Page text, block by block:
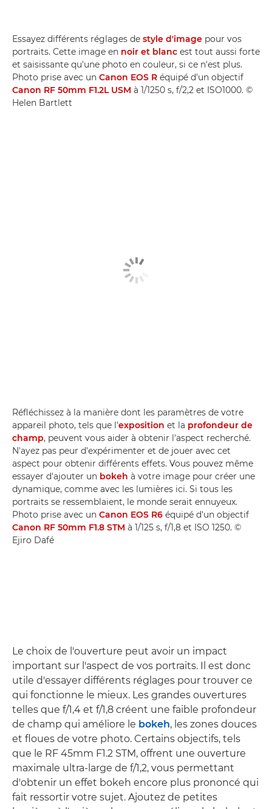
Essayez différents réglages de style d'image pour vos
portraits. Cette image en noir et blanc est tout aussi forte
et saisissante qu'une photo en couleur, si ce n'est plus.
Photo prise avec un Canon EOS R équipé d'un objectif
Canon RF 50mm F1.2L USM à 1/1250 s, f/2,2 et ISO1000. ©
Helen Bartlett
Réfléchissez à la manière dont les paramètres de votre
appareil photo, tels que l'exposition et la profondeur de
champ, peuvent vous aider à obtenir l'aspect recherché.
N'ayez pas peur d'expérimenter et de jouer avec cet
aspect pour obtenir différents effets. Vous pouvez même
essayer d'ajouter un bokeh à votre image pour créer une
dynamique, comme avec les lumières ici. Si tous les
portraits se ressemblaient, le monde serait ennuyeux.
Photo prise avec un Canon EOS R6 équipé d'un objectif
Canon RF 50mm F1.8 STM à 1/125 s, f/1,8 et ISO 1250. ©
Ejiro Dafé
Le choix de l'ouverture peut avoir un impact
important sur l'aspect de vos portraits. Il est donc
utile d'essayer différents réglages pour trouver ce
qui fonctionne le mieux. Les grandes ouvertures
telles que f/1,4 et f/1,8 créent une faible profondeur
de champ qui améliore le bokeh, les zones douces
et floues de votre photo. Certains objectifs, tels
que le RF 45mm F1.2 STM, offrent une ouverture
maximale ultra-large de f/1,2, vous permettant
d'obtenir un effet bokeh encore plus prononcé qui
fait ressortir votre sujet. Ajoutez de petites